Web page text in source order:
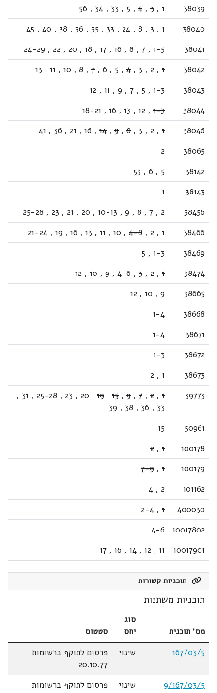
38039
1
,
3
,
4
,
5
,
33
,
34
,
56
38040
1
,
3
,
8
,
24
,
33
,
35
,
36
,
38
,
40
,
45
38041
1-5
,
7
,
8
,
16
,
17
,
18
,
20
,
22
,
24-29
38042
1
,
2
,
3
,
4
,
5
,
6
,
7
,
8
,
10
,
11
,
13
38043
1-3
,
5
,
7
,
9
,
11
,
12
38044
1-3
,
12
,
13
,
16
,
18-21
38046
1
,
2
,
3
,
8
,
9
,
14
,
16
,
21
,
36
,
41
38065
2
38142
5
,
6
,
53
38143
1
38456
2
,
7
,
8
,
9
,
10-13
,
20
,
21
,
23
,
25-28
38466
1
,
2
,
4-8
,
10
,
11
,
13
,
16
,
19
,
21-24
38469
1-3
,
5
38474
1
,
2
,
3
,
4-6
,
9
,
10
,
12
38665
9
,
10
,
12
38668
1-4
38671
1-4
38672
1-3
38673
1
,
2
39773
1
,
2
,
7
,
9
,
15
,
19
,
20
,
23
,
25-28
,
31
,
33
,
36
,
38
,
39
50961
15
100178
1
,
2
100179
1
,
7-9
101162
2
,
4
400030
1
,
2-4
10017802
4-6
10017901
11
,
12
,
14
,
16
,
17
תוכניות קשורות
תוכניות משתנות
מס' תוכנית
סוג
יחס
סטטוס
167/03/5
שינוי
פרסום לתוקף ברשומות
20.10.77
9/167/03/5
שינוי
פרסום לתוקף ברשומות